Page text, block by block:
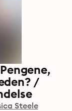
/
Steele